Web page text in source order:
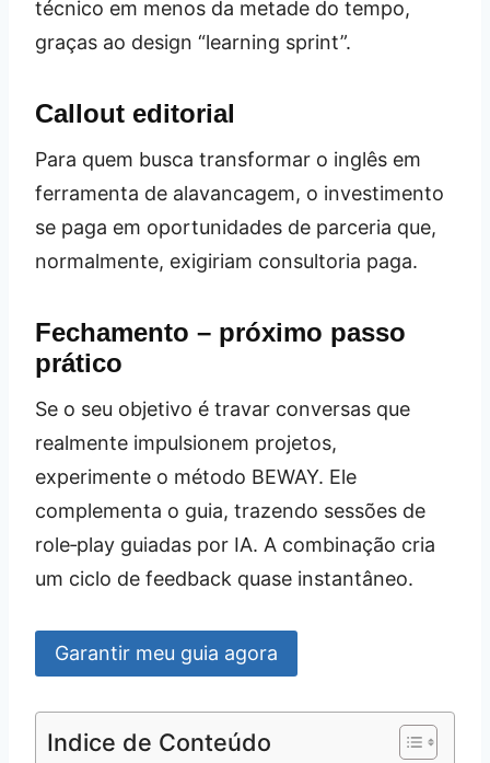
técnico em menos da metade do tempo,
graças ao design “learning sprint”.
Callout editorial
Para quem busca transformar o inglês em
ferramenta de alavancagem, o investimento
se paga em oportunidades de parceria que,
normalmente, exigiriam consultoria paga.
Fechamento – próximo passo
prático
Se o seu objetivo é travar conversas que
realmente impulsionem projetos,
experimente o método BEWAY. Ele
complementa o guia, trazendo sessões de
role‑play guiadas por IA. A combinação cria
um ciclo de feedback quase instantâneo.
Garantir meu guia agora
Indice de Conteúdo